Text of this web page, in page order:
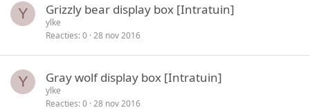
Y Grizzly bear display box [Intratuin]
ylke
Reacties 0 28 nov 2016
Y Gray wolf display box [Intratuin]
ylke
Reacties 0 28 nov 2016